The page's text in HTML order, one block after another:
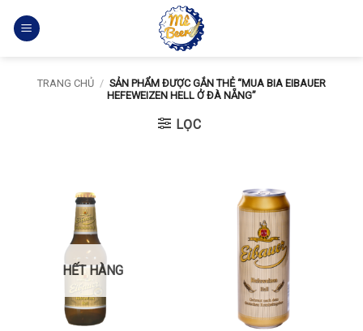
qua
TRANG CHỦ / SẢN PHẨM ĐƯỢC GẮN THẺ “MUA BIA EIBAUER
HEFEWEIZEN HELL Ở ĐÀ NẴNG”
LỌC
HẾT HÀNG